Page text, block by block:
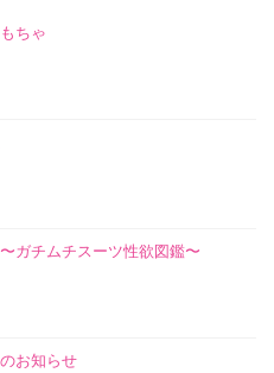
ちゃ
ガチムチスーツ性欲図鑑〜
お知らせ